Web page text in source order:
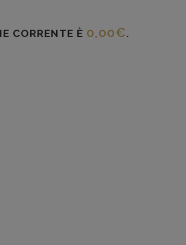
CORRENTE È 0,00€.